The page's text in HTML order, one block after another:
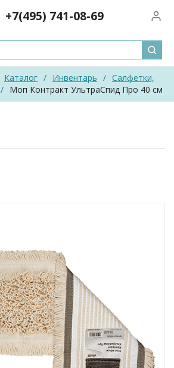
+7(495) 741-08-69
Каталог / Инвентарь / Салфетки,
/ Моп Контракт УльтраСпид Про 40 см